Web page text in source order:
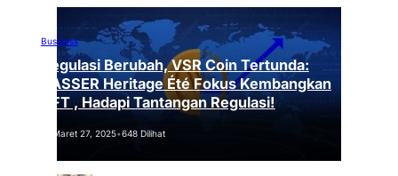
Business
Regulasi Berubah, VSR Coin Tertunda:
VASSER Heritage Été Fokus Kembangkan
NFT , Hadapi Tantangan Regulasi!
Maret 27, 2025•648 Dilihat